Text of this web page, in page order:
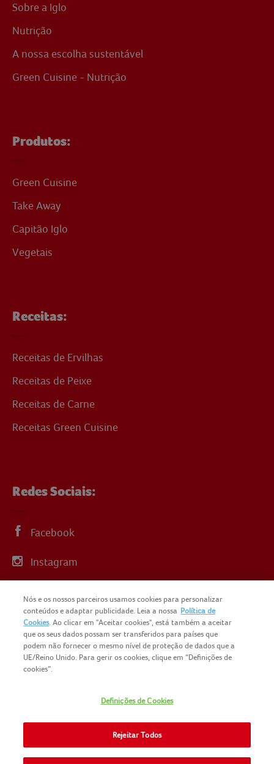
Sobre a Iglo
Nutrição
A nossa escolha sustentável
Green Cuisine - Nutrição
Produtos:
Green Cuisine
Take Away
Capitão Iglo
Vegetais
Receitas:
Receitas de Ervilhas
Receitas de Peixe
Receitas de Carne
Receitas Green Cuisine
Redes Sociais:
Facebook
Instagram
YouTube
COPYRIGHT IGLO PORTUGAL 2025
NOMAD FOODS
SITEMAP
POLÍTICA DE PRIVACIDADE
POLITICA-DE-COOKIES
Nós e os nossos parceiros usamos cookies para personalizar
conteúdos e adaptar publicidade. Leia a nossa Política de
Cookies. Ao clicar em "Aceitar cookies", está também a aceitar
que os seus dados possam ser transferidos para países que
podem não fornecer o mesmo nível de proteção de dados que a
UE/Reino Unido. Para gerir os cookies, clique em “Definições de
cookies”.
Definições de Cookies
Rejeitar Todos